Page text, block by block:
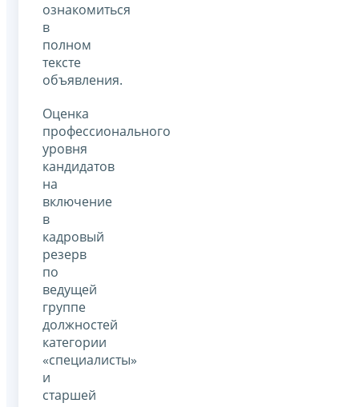
ознакомиться
в
полном
тексте
объявления.
Оценка
профессионального
уровня
кандидатов
на
включение
в
кадровый
резерв
по
ведущей
группе
должностей
категории
«специалисты»
и
старшей